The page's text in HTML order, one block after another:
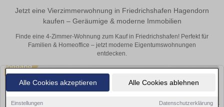
Alle Cookies akzeptieren Alle Cookies ablehnen
Einstellungen Datenschutzerklärung
Jetzt eine Vierzimmerwohnung in Friedrichshafen Hagendorn
kaufen – Geräumige & moderne Immobilien
Finde eine 4-Zimmer-Wohnung zum Kauf in Friedrichshafen! Perfekt für
Familien & Homeoffice – jetzt moderne Eigentumswohnungen
entdecken.